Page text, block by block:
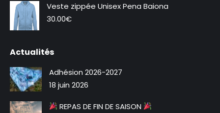
Veste zippée Unisex Pena Baiona
30.00€
Actualités
Adhésion 2026-2027
18 juin 2026
REPAS DE FIN DE SAISON